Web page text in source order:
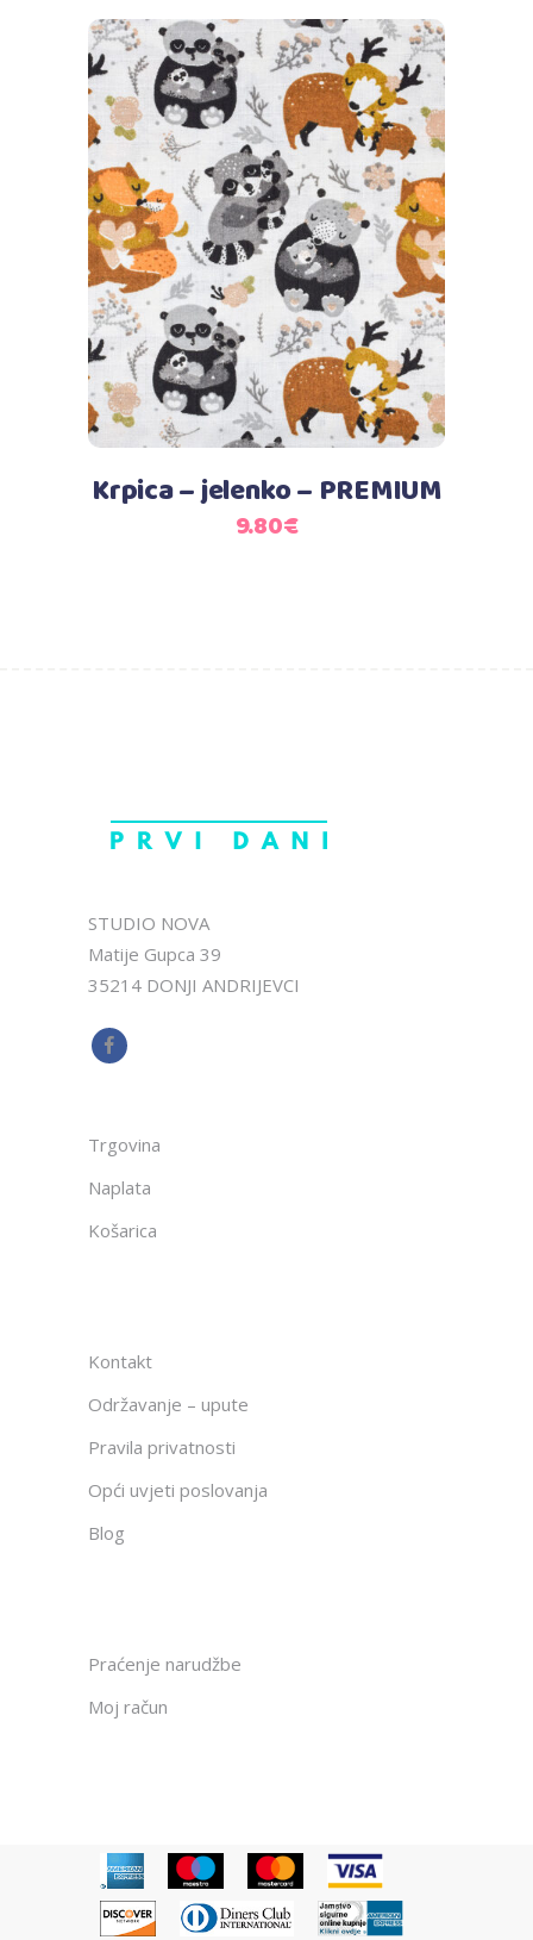
Dodaj u košaricu
Krpica – jelenko – PREMIUM
9.80€
STUDIO NOVA
Matije Gupca 39
35214 DONJI ANDRIJEVCI
Trgovina
Naplata
Košarica
Kontakt
Održavanje – upute
Pravila privatnosti
Opći uvjeti poslovanja
Blog
Praćenje narudžbe
Moj račun